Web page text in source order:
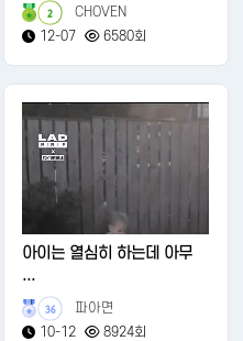
2
CHOVEN
12-07
6580회
아이는 열심히 하는데 아무
...
36
파아면
10-12
8924회